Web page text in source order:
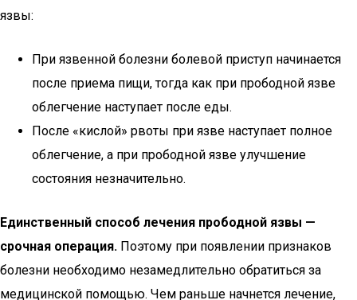
язвы:
При язвенной болезни болевой приступ начинается
после приема пищи, тогда как при прободной язве
облегчение наступает после еды.
После «кислой» рвоты при язве наступает полное
облегчение, а при прободной язве улучшение
состояния незначительно.
Единственный способ лечения прободной язвы —
срочная операция. Поэтому при появлении признаков
болезни необходимо незамедлительно обратиться за
медицинской помощью. Чем раньше начнется лечение,